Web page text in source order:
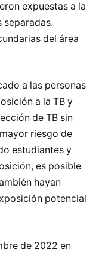
expuestas a la
del área
a las personas
a la TB y
de TB sin
riesgo de
estudiantes y
es posible
hayan
potencial
de 2022 en